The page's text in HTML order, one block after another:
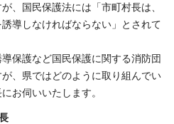
、国民保護法には「市町村長は、
導しなければならない」とされて
保護など国民保護に関する消防団
、県ではどのように取り組んでい
お伺いいたします。